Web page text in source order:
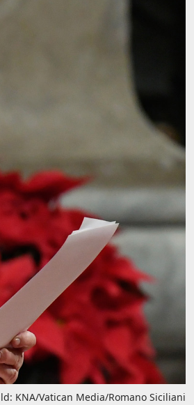
KNA/Vatican Media/Romano Siciliani